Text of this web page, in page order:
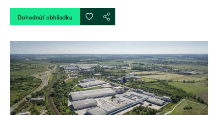
Dohodnúť obhliadku